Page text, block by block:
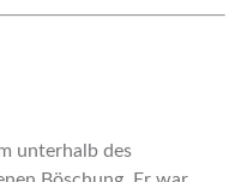
unterhalb des